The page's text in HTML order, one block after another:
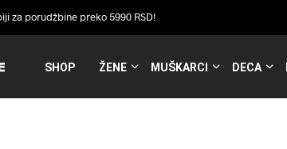
za porudžbine preko 5990 RSD!
SHOP ŽENE MUŠKARCI DECA